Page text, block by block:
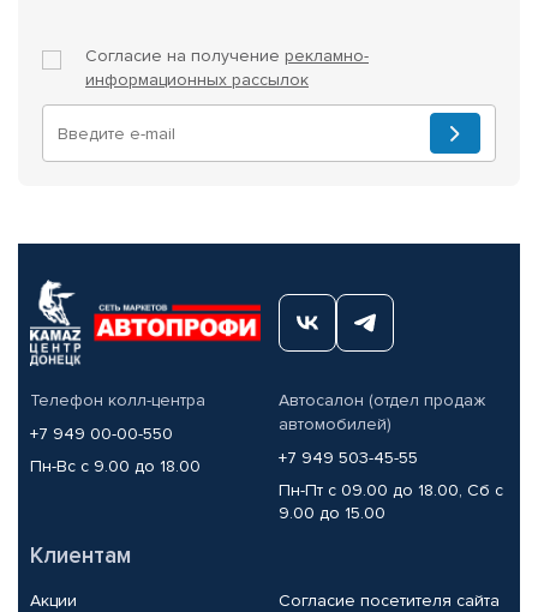
Согласие на получение рекламно-
информационных рассылок
Телефон колл-центра
+7 949 00-00-550
Пн-Вс с 9.00 до 18.00
Автосалон (отдел продаж
автомобилей)
+7 949 503-45-55
Пн-Пт с 09.00 до 18.00, Сб с
9.00 до 15.00
Клиентам
Акции Согласие посетителя сайта